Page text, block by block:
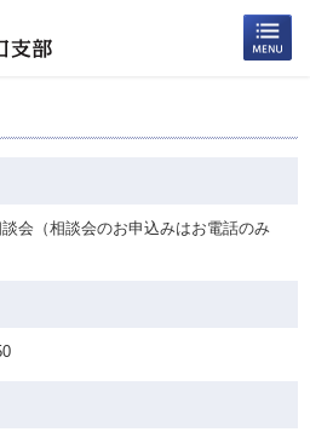
会（相談会のお申込みはお電話のみ